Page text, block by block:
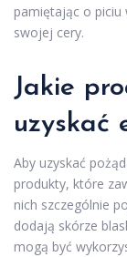
pamiętając o piciu
swojej cery.
Jakie
uzyskać
Aby uzyskać
produkty, które
nich szczególnie
dodają skórze
mogą być